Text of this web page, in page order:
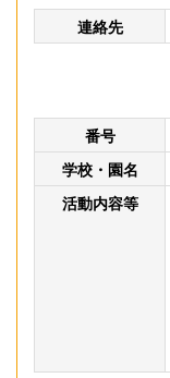
連絡先
番号
学校・園名
活動内容等